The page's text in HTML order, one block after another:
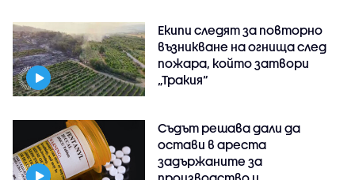
Екипи следят за повторно
възникване на огнища след
пожара, който затвори
„Тракия“
Съдът решава дали да
остави в ареста
задържаните за